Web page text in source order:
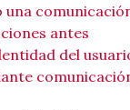
antes
del